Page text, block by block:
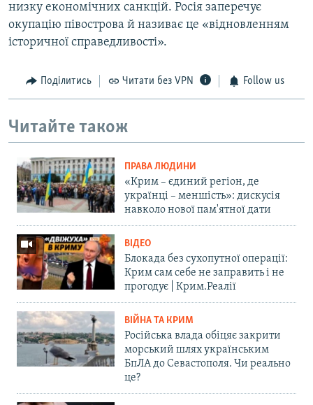
низку економічних санкцій. Росія заперечує
окупацію півострова й називає це «відновленням
історичної справедливості».
Поділитись Читати без VPN Follow us
Читайте також
ПРАВА ЛЮДИНИ
«Крим – єдиний регіон, де
українці – меншість»: дискусія
навколо нової пам'ятної дати
ВІДЕО
Блокада без сухопутної операції:
Крим сам себе не заправить і не
прогодує | Крим.Реалії
ВІЙНА ТА КРИМ
Російська влада обіцяє закрити
морський шлях українським
БпЛА до Севастополя. Чи реально
це?